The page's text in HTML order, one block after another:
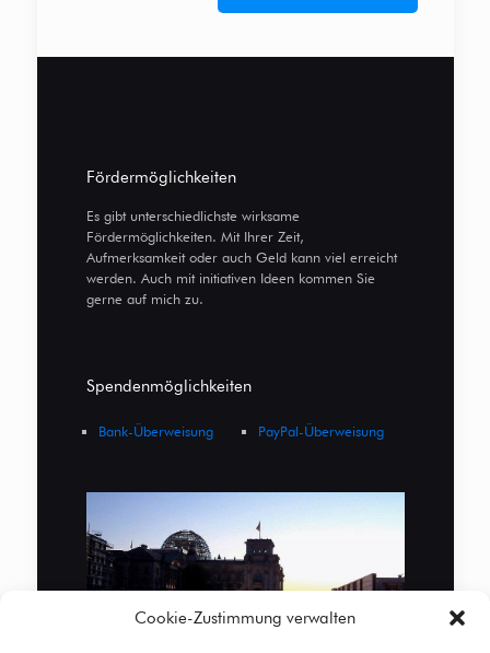
Cookie-Zustimmung verwalten
Fördermöglichkeiten
Es gibt unterschiedlichste wirksame
Fördermöglichkeiten. Mit Ihrer Zeit,
Aufmerksamkeit oder auch Geld kann viel erreicht
werden. Auch mit initiativen Ideen kommen Sie
gerne auf mich zu.
Spendenmöglichkeiten
Bank-Überweisung PayPal-Überweisung